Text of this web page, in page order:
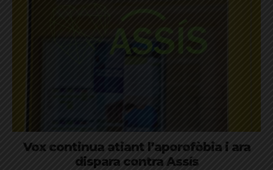
Vox continua atiant l’aporofòbia i ara
dispara contra Assís